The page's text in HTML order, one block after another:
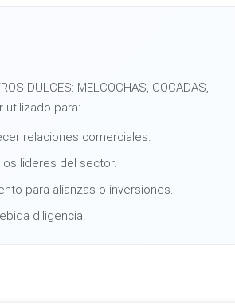
DULCES: MELCOCHAS, COCADAS,
utilizado para:
relaciones comerciales.
lideres del sector.
para alianzas o inversiones.
diligencia.